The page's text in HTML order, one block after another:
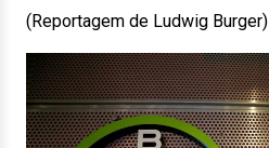
(Reportagem de Ludwig Burger)